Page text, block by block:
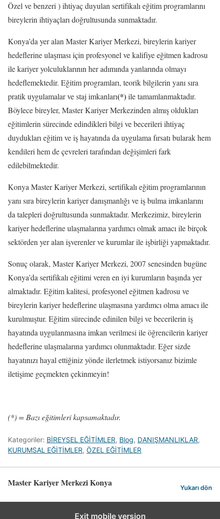
Özel ve benzeri ) ihtiyaç duyulan sertifikalı eğitim programlarını
bireylerin ihtiyaçları doğrultusunda sunmaktadır.
Konya’da yer alan Master Kariyer Merkezi, bireylerin kariyer
hedeflerine ulaşması için profesyonel ve kalifiye eğitmen kadrosu
ile kariyer yolculuklarının her adımında yanlarında olmayı
hedeflemektedir. Eğitim programları, teorik bilgilerin yanı sıra
pratik uygulamalar ve staj imkanları(*)ile tamamlanmaktadır.
Böylece bireyler, Master Kariyer Merkezinden almış oldukları
eğitimlerin sürecinde edindikleri bilgi ve becerileri ihtiyaç
duydukları eğitim ve iş hayatında da uygulama fırsatı bularak hem
kendileri hem de çevreleri tarafından değişimleri fark
edilebilmektedir.
Konya Master Kariyer Merkezi, sertifikalı eğitim programlarının
yanı sıra bireylerin kariyer danışmanlığı ve iş bulma imkanlarını
da talepleri doğrultusunda sunmaktadır. Merkezimiz, bireylerin
kariyer hedeflerine ulaşmalarına yardımcı olmak amacı ile birçok
sektörden yer alan işverenler ve kurumlar ile işbirliği yapmaktadır.
Sonuç olarak, Master Kariyer Merkezi, 2007 senesinden bugüne
Konya’da sertifikalı eğitimi veren en iyi kurumların başında yer
almaktadır. Eğitim kalitesi, profesyonel eğitmen kadrosu ve
bireylerin kariyer hedeflerine ulaşmasına yardımcı olma amacı ile
kurulmuştur. Eğitim sürecinde edinilen bilgi ve becerilerin iş
hayatında uygulanmasına imkan verilmesi ile öğrencilerin kariyer
hedeflerine ulaşmalarına yardımcı olunmaktadır. Eğer sizde
hayatınızı hayal ettiğiniz yönde ilerletmek istiyorsanız bizimle
iletişime geçmekten çekinmeyin!
(*) = Bazı eğitimleri kapsamaktadır.
Kategoriler: BİREYSEL EĞİTİMLER, Blog, DANIŞMANLIKLAR,
KURUMSAL EĞİTİMLER, ÖZEL EĞİTİMLER
Master Kariyer Merkezi Konya Yukarı dön
Exit mobile version